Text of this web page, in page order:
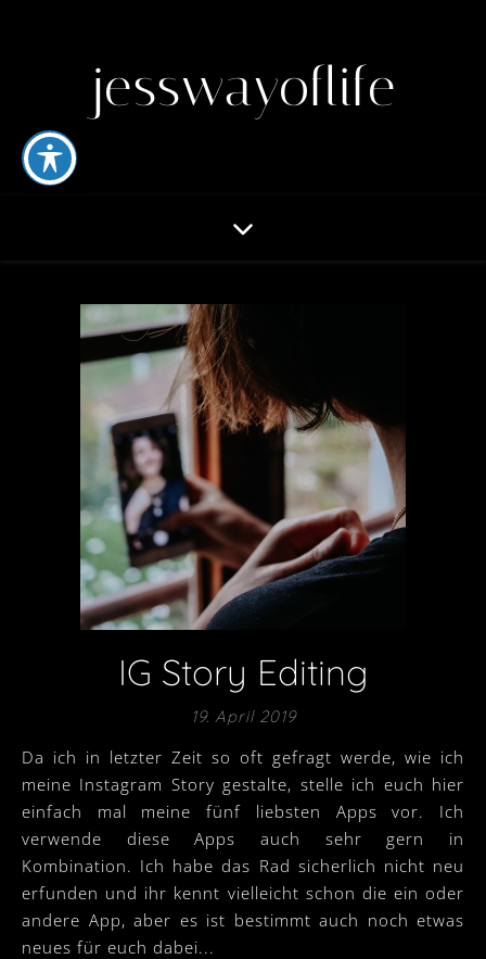
jesswayoflife
IG Story Editing
19. April 2019
Da ich in letzter Zeit so oft gefragt werde, wie ich
meine Instagram Story gestalte, stelle ich euch hier
einfach mal meine fünf liebsten Apps vor. Ich
verwende diese Apps auch sehr gern in
Kombination. Ich habe das Rad sicherlich nicht neu
erfunden und ihr kennt vielleicht schon die ein oder
andere App, aber es ist bestimmt auch noch etwas
neues für euch dabei...